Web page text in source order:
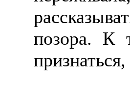
позора. К